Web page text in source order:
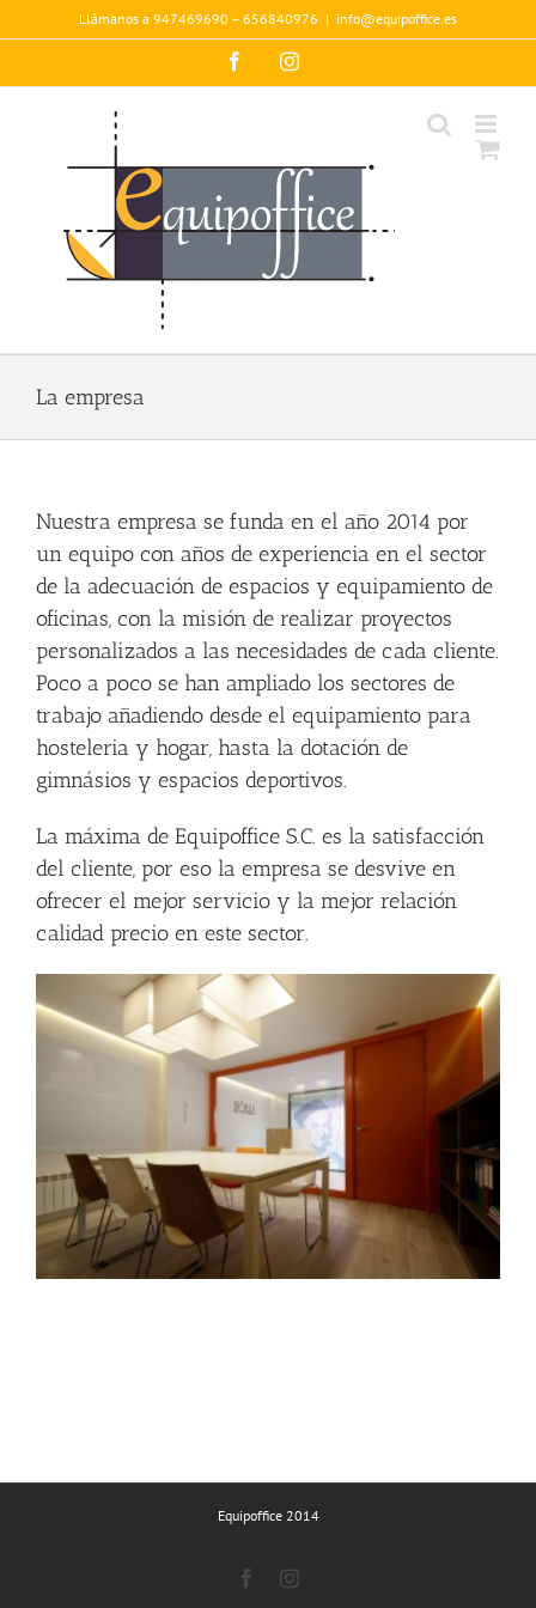
al
Llámanos a 947469690 – 656840976 | info@equipoffice.es
FacebookInstagram
La empresa
Nuestra empresa se funda en el año 2014 por
un equipo con años de experiencia en el sector
de la adecuación de espacios y equipamiento de
oficinas, con la misión de realizar proyectos
personalizados a las necesidades de cada cliente.
Poco a poco se han ampliado los sectores de
trabajo añadiendo desde el equipamiento para
hosteleria y hogar, hasta la dotación de
gimnásios y espacios deportivos.
La máxima de Equipoffice S.C. es la satisfacción
del cliente, por eso la empresa se desvive en
ofrecer el mejor servicio y la mejor relación
calidad precio en este sector.
Equipoffice 2014
FacebookInstagram